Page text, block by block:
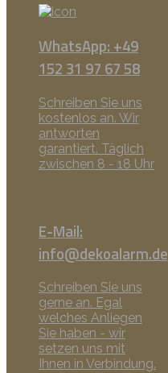
WhatsApp: +49
152 31 97 67 58
Schreiben Sie uns
kostenlos an. Wir
antworten
garantiert. Täglich
zwischen 8 - 18 Uhr
E-Mail:
info@dekoalarm.de
Schreiben Sie uns
gerne an. Egal
welches Anliegen
Sie haben - wir
setzen uns mit
Ihnen in Verbindung.